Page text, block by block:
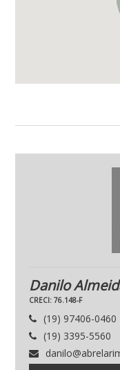
Danilo
CRECI: 76.148-F
(19) 97406-0460
(19) 3395-5560